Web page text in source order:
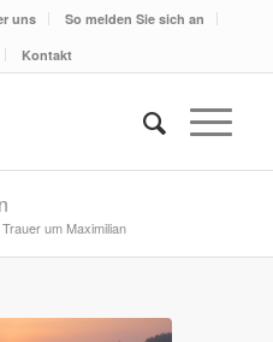
uns
So melden Sie sich an
Kontakt
Trauer um Maximilian